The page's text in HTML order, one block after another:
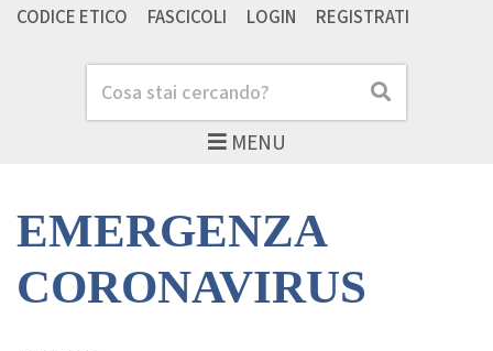
MENU
Cerca Cerca
CODICE ETICO
FASCICOLI LOGIN REGISTRATI
EMERGENZA
CORONAVIRUS